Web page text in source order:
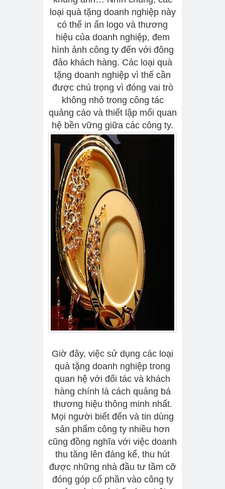
loại quà tặng doanh nghiệp này
có thể in ấn logo và thương
hiệu của doanh nghiệp, đem
hình ảnh công ty đến với đông
đảo khách hàng. Các loại quà
tặng doanh nghiệp vì thế cần
được chú trọng vì đóng vai trò
không nhỏ trong công tác
quảng cáo và thiết lập mối quan
hệ bền vững giữa các công ty.
Giờ đây, việc sử dụng các loại
quà tặng doanh nghiệp trong
quan hệ với đối tác và khách
hàng chính là cách quảng bá
thương hiệu thông minh nhất.
Mọi người biết đến và tin dùng
sản phẩm công ty nhiều hơn
cũng đồng nghĩa với việc doanh
thu tăng lên đáng kể, thu hút
được những nhà đầu tư tầm cỡ
đóng góp cổ phần vào công ty